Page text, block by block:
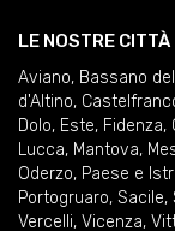
LE NOSTRE CITTÀ
Aviano, Bassano
d'Altino,
Dolo, Este, Fidenza,
Lucca, Mantova,
Oderzo, Paese e
Portogruaro, Sacile,
Vercelli, Vicenza,